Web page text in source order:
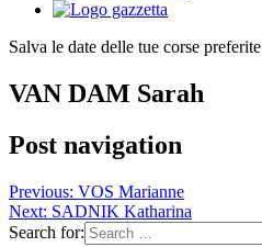
Salva le date delle tue corse preferite
VAN DAM Sarah
Post navigation
Previous: VOS Marianne
Next: SADNIK Katharina
Search for: